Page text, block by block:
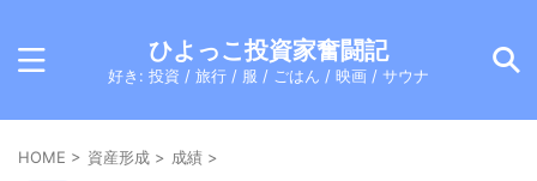
ひよっこ投資家奮闘記
好き: 投資 / 旅行 / 服 / ごはん / 映画 / サウナ
HOME > 資産形成 > 成績 >